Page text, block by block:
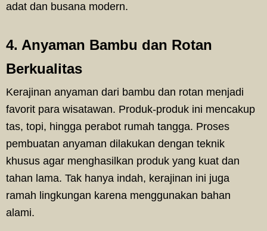
adat dan busana modern.
4. Anyaman Bambu dan Rotan
Berkualitas
Kerajinan anyaman dari bambu dan rotan menjadi
favorit para wisatawan. Produk-produk ini mencakup
tas, topi, hingga perabot rumah tangga. Proses
pembuatan anyaman dilakukan dengan teknik
khusus agar menghasilkan produk yang kuat dan
tahan lama. Tak hanya indah, kerajinan ini juga
ramah lingkungan karena menggunakan bahan
alami.